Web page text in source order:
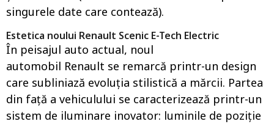
singurele date care contează).
Estetica noului Renault Scenic E-Tech Electric
În peisajul auto actual, noul
automobil Renault se remarcă printr-un design
care subliniază evoluția stilistică a mărcii. Partea
din față a vehiculului se caracterizează printr-un
sistem de iluminare inovator: luminile de poziție